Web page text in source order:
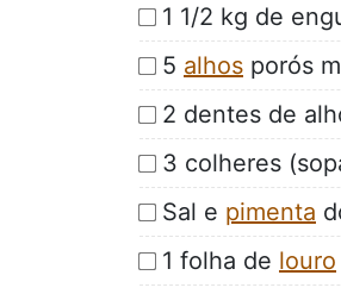
1 1/2 kg de
5 alhos porós
2 dentes de
3 colheres
Sal e pimenta
1 folha de louro